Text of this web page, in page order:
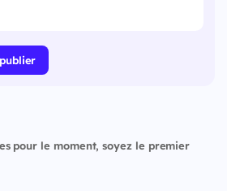
pour le moment, soyez le premier